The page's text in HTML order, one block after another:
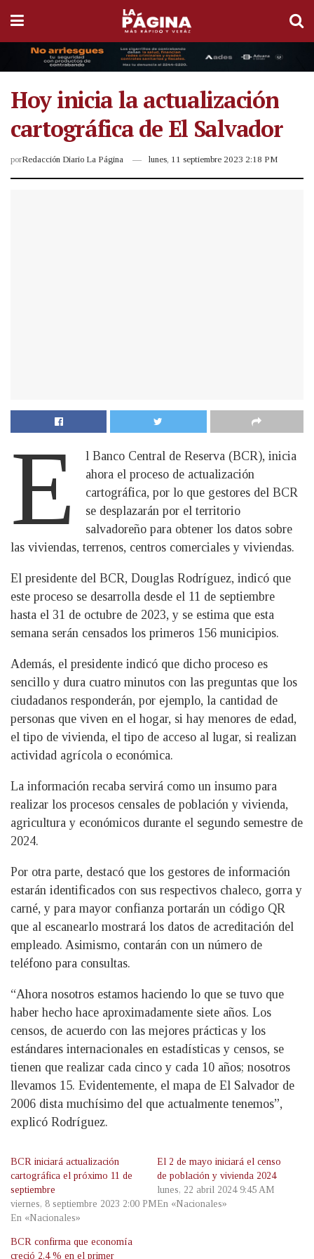
Hoy inicia la actualización
cartográfica de El Salvador
porRedacción Diario La Página lunes, 11 septiembre 2023 2:18 PM
E
l Banco Central de Reserva (BCR), inicia
ahora el proceso de actualización
cartográfica, por lo que gestores del BCR
se desplazarán por el territorio
salvadoreño para obtener los datos sobre
las viviendas, terrenos, centros comerciales y viviendas.
El presidente del BCR, Douglas Rodríguez, indicó que
este proceso se desarrolla desde el 11 de septiembre
hasta el 31 de octubre de 2023, y se estima que esta
semana serán censados los primeros 156 municipios.
Además, el presidente indicó que dicho proceso es
sencillo y dura cuatro minutos con las preguntas que los
ciudadanos responderán, por ejemplo, la cantidad de
personas que viven en el hogar, si hay menores de edad,
el tipo de vivienda, el tipo de acceso al lugar, si realizan
actividad agrícola o económica.
La información recaba servirá como un insumo para
realizar los procesos censales de población y vivienda,
agricultura y económicos durante el segundo semestre de
2024.
Por otra parte, destacó que los gestores de información
estarán identificados con sus respectivos chaleco, gorra y
carné, y para mayor confianza portarán un código QR
que al escanearlo mostrará los datos de acreditación del
empleado. Asimismo, contarán con un número de
teléfono para consultas.
“Ahora nosotros estamos haciendo lo que se tuvo que
haber hecho hace aproximadamente siete años. Los
censos, de acuerdo con las mejores prácticas y los
estándares internacionales en estadísticas y censos, se
tienen que realizar cada cinco y cada 10 años; nosotros
llevamos 15. Evidentemente, el mapa de El Salvador de
2006 dista muchísimo del que actualmente tenemos”,
explicó Rodríguez.
BCR iniciará actualización
cartográfica el próximo 11 de
septiembre
viernes, 8 septiembre 2023 2:00 PM
En «Nacionales»
El 2 de mayo iniciará el censo
de población y vivienda 2024
lunes, 22 abril 2024 9:45 AM
En «Nacionales»
BCR confirma que economía
creció 2.4 % en el primer